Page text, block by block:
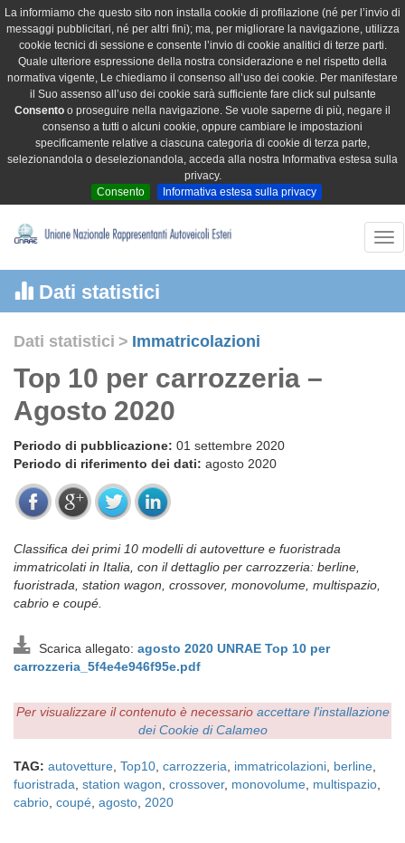
La informiamo che questo sito non installa cookie di profilazione (né per l’invio di
messaggi pubblicitari, né per altri fini); ma, per migliorare la navigazione, utilizza
cookie tecnici di sessione e consente l’invio di cookie analitici di terze parti.
Quale ulteriore espressione della nostra considerazione e nel rispetto della
normativa vigente, Le chiediamo il consenso all’uso dei cookie. Per manifestare
il Suo assenso all’uso dei cookie sarà sufficiente fare click sul pulsante
Consento o proseguire nella navigazione. Se vuole saperne di più, negare il
consenso a tutti o alcuni cookie, oppure cambiare le impostazioni
specificamente relative a ciascuna categoria di cookie di terza parte,
selezionandola o deselezionandola, acceda alla nostra Informativa estesa sulla
privacy.
Consento
Informativa estesa sulla privacy
Dati statistici
Dati statistici > Immatricolazioni
Top 10 per carrozzeria –
Agosto 2020
Periodo di pubblicazione: 01 settembre 2020
Periodo di riferimento dei dati: agosto 2020
Classifica dei primi 10 modelli di autovetture e fuoristrada
immatricolati in Italia, con il dettaglio per carrozzeria: berline,
fuoristrada, station wagon, crossover, monovolume, multispazio,
cabrio e coupé.
Scarica allegato: agosto 2020 UNRAE Top 10 per
carrozzeria_5f4e4e946f95e.pdf
Per visualizzare il contenuto è necessario accettare l'installazione
dei Cookie di Calameo
TAG: autovetture Top10 carrozzeria immatricolazioni berline
fuoristrada station wagon crossover, monovolume multispazio
cabrio coupé agosto 2020